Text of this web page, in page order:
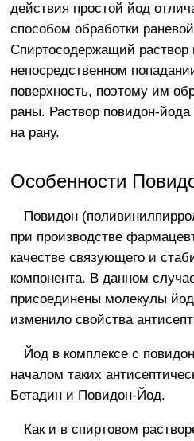
действия простой йод
способом обработки
Спиртосодержащий раствор
непосредственном
поверхность, поэтому им
раны. Раствор повидон-
на рану.
Особенности
Повидон
при производстве
качестве связующего и
компонента. В данном
присоединены молекулы
изменило свойства
Йод в комплексе с
началом таких
Бетадин и Повидон-Йод.
Как и в спиртовом